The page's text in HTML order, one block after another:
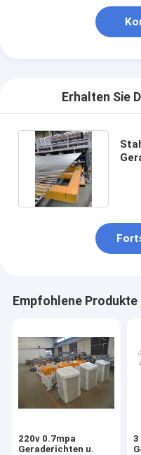
Erhalten Sie
Empfohlene Produkte
220v 0.7mpa
Geraderichten u.
3